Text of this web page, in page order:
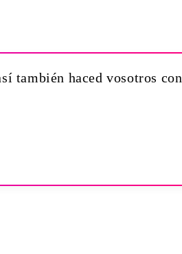
también haced vosotros con